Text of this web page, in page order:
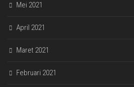
Mei 2021
April 2021
Maret 2021
Februari 2021